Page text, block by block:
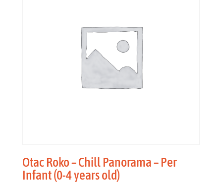
Otac Roko – Chill Panorama – Per
Infant (0-4 years old)